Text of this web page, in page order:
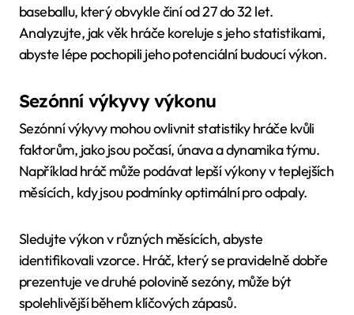
baseballu, který obvykle činí od 27 do 32 let.
Analyzujte, jak věk hráče koreluje s jeho statistikami,
abyste lépe pochopili jeho potenciální budoucí výkon.
Sezónní výkyvy výkonu
Sezónní výkyvy mohou ovlivnit statistiky hráče kvůli
faktorům, jako jsou počasí, únava a dynamika týmu.
Například hráč může podávat lepší výkony v teplejších
měsících, kdy jsou podmínky optimální pro odpaly.
Sledujte výkon v různých měsících, abyste
identifikovali vzorce. Hráč, který se pravidelně dobře
prezentuje ve druhé polovině sezóny, může být
spolehlivější během klíčových zápasů.